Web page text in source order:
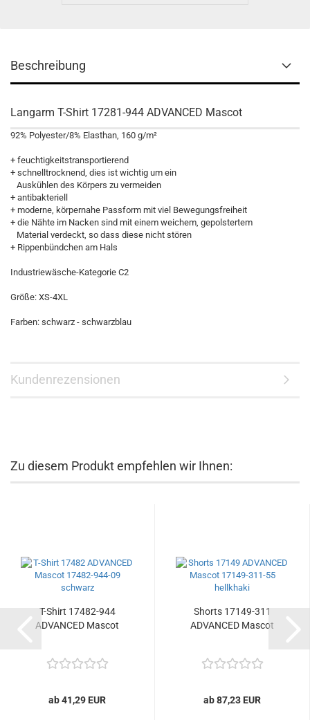
Beschreibung
Langarm T-Shirt 17281-944 ADVANCED Mascot
92% Polyester/8% Elasthan, 160 g/m²
+ feuchtigkeitstransportierend
+ schnelltrocknend, dies ist wichtig um ein
Auskühlen des Körpers zu vermeiden
+ antibakteriell
+ moderne, körpernahe Passform mit viel Bewegungsfreiheit
+ die Nähte im Nacken sind mit einem weichem, gepolstertem
Material verdeckt, so dass diese nicht stören
+ Rippenbündchen am Hals
Industriewäsche-Kategorie C2
Größe: XS-4XL
Farben: schwarz - schwarzblau
Kundenrezensionen
Zu diesem Produkt empfehlen wir Ihnen:
T-Shirt 17482-944
ADVANCED Mascot
ab 41,29 EUR
Shorts 17149-311
ADVANCED Mascot
ab 87,23 EUR